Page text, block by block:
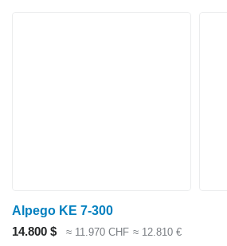
Alpego KE 7-300
14.800 $
≈ 11.970 CHF ≈ 12.810 €